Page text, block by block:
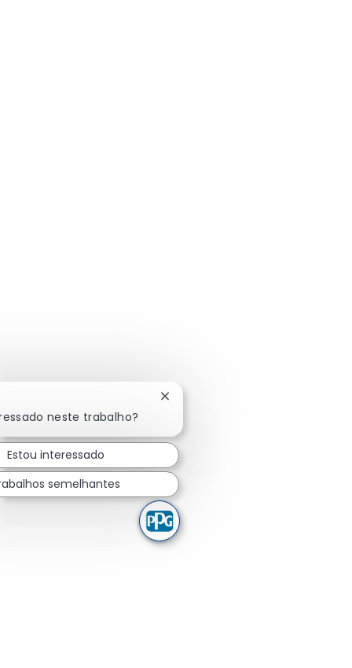
neste trabalho?
Fechar notificação de chatbot
Estou interessado
semelhantes